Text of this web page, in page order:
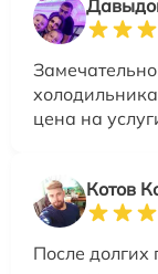
цена на
Котов
После